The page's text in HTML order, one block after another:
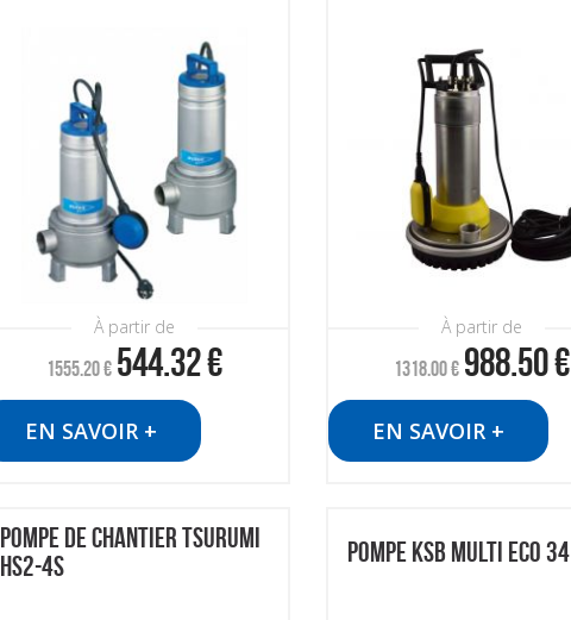
À partir de
1555.20€ 544.32€
EN SAVOIR +
À partir de
1318.00€ 988.50€
EN SAVOIR +
POMPE DE CHANTIER TSURUMI
HS2-4S
POMPE KSB MULTI ECO 34